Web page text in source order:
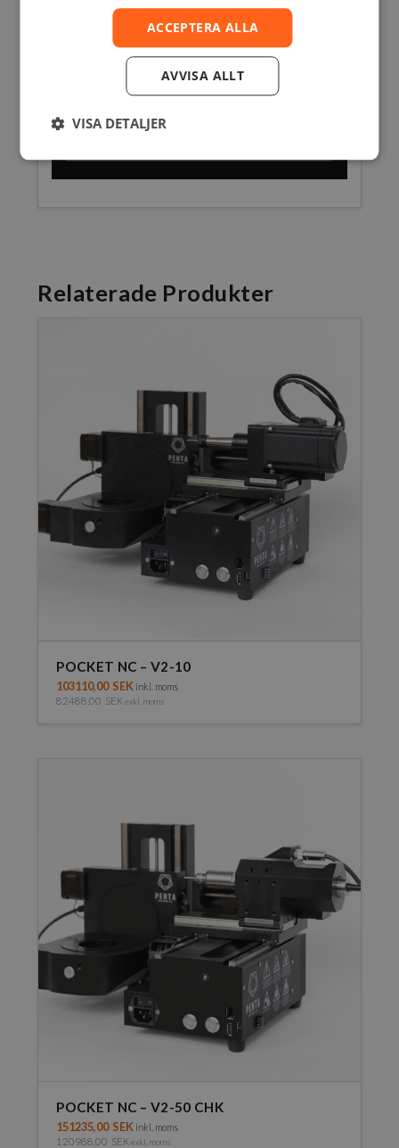
Relaterade Produkter
POCKET NC – V2-10
103110,00 SEK inkl. moms
82488,00 SEK exkl. moms
POCKET NC – V2-50 CHK
151235,00 SEK inkl. moms
120988,00 SEK exkl. moms
ACCEPTERA ALLA
AVVISA ALLT
VISA DETALJER